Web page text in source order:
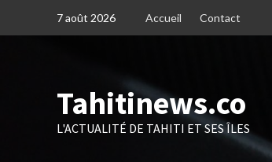
7 août 2026 Accueil Contact
Tahitinews.co
L'ACTUALITÉ DE TAHITI ET SES ÎLES